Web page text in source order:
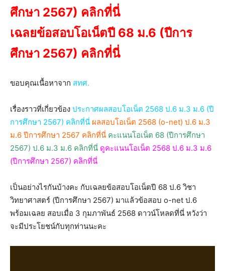
ศึกษา 2567) คลิกที่นี่
เฉลยข้อสอบโอเน็ตปี 68 ม.6 (ปีการ
ศึกษา 2567) คลิกที่นี่
ขอบคุณเนื้อหาจาก สทศ.
เรื่องราวที่เกี่ยวข้อง ประกาศผลสอบโอเน็ต 2568 ป.6 ม.3 ม.6 (ปี
การศึกษา 2567) คลิกที่นี่ ผลสอบโอเน็ต 2568 (o-net) ป.6 ม.3
ม.6 ปีการศึกษา 2567 คลิกที่นี่ คะแนนโอเน็ต 68 (ปีการศึกษา
2567) ป.6 ม.3 ม.6 คลิกที่นี่ ดูคะแนนโอเน็ต 2568 ป.6 ม.3 ม.6
(ปีการศึกษา 2567) คลิกที่นี่
เป็นอย่างไรกันบ้างคะ กับเฉลยข้อสอบโอเน็ตปี 68 ป.6 วิชา
วิทยาศาสตร์ (ปีการศึกษา 2567) มาแล้วข้อสอบ o-net ป.6
พร้อมเฉลย สอบเมื่อ 3 กุมภาพันธ์ 2568 ดาวน์โหลดที่นี่ หวังว่า
จะมีประโยชน์กับทุกท่านนะคะ